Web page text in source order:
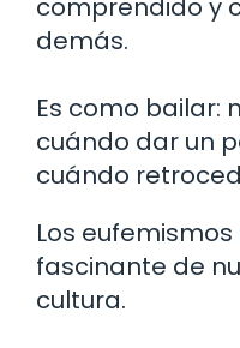
demás.
Es como bailar:
cuándo dar un
cuándo
Los
fascinante de
cultura.